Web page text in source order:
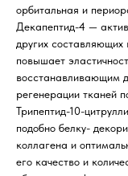
орбитальная и
Декапептид-4 —
других составляющих
повышает
восстанавливающим
регенерации тканей
Трипептид-10-
подобно белку-
коллагена и
его качество и